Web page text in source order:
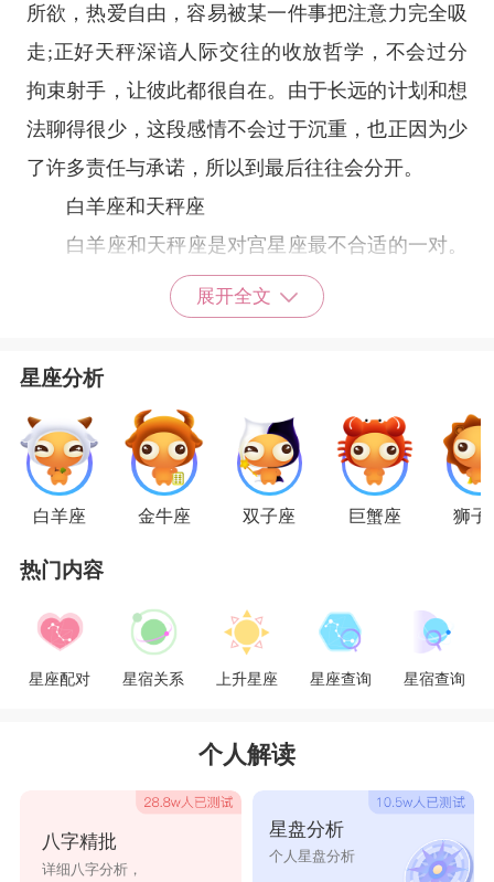
所欲，热爱自由，容易被某一件事把注意力完全吸
走;正好天秤深谙人际交往的收放哲学，不会过分
拘束射手，让彼此都很自在。由于长远的计划和想
法聊得很少，这段感情不会过于沉重，也正因为少
了许多责任与承诺，所以到最后往往会分开。
白羊座和天秤座
白羊座和天秤座是对宫星座最不合适的一对。
首先，白羊座和天秤座在性格上有很大的差异。白
羊座人有着冲动、自信和勇敢的特点，然而却经常
不够细心和深思熟虑。相反的，天秤座人非常外
断，缺乏果断的决策。这两种截然不同的性格特
点，使得白羊座和天秤座的人很难在互相理解上面
达成共识，因此经常会出现误解和矛盾。
处女座
们恰恰相反是个感性的星座，而且双鱼座无所不
包。当开始的时候，双鱼座用牺牲的想法去接受处
能够互相尊重关心对方。通常感情出事的可能就是
双鱼座给处女座捉到他去"偷食"的证据，成为决裂
的导火线。让人担心的是，两人的感情一旦变质，
到时候反而无法果断分离而是变得拖泥带水起来。
展开全文
星座分析
白羊座 金牛座 双子座 巨蟹座 狮子
热门内容
星座配对 星宿关系 上升星座 星座查询 星宿查询
个人解读
八字精批
详细八字分析，
星盘分析
个人星盘分析